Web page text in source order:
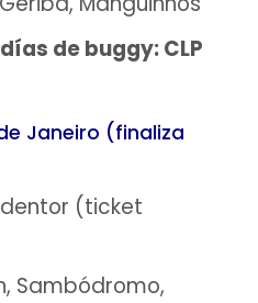
de buggy: CLP
Janeiro (finaliza
(ticket
Sambódromo,